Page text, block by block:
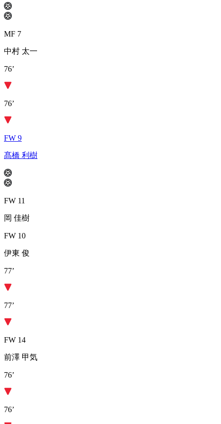
MF 7
中村 太一
76’
76’
FW 9
髙橋 利樹
FW 11
岡 佳樹
FW 10
伊東 俊
77’
77’
FW 14
前澤 甲気
76’
76’